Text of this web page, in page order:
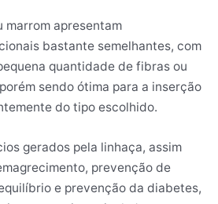
marrom apresentam
bastante semelhantes, com
quantidade de fibras ou
sendo ótima para a inserção
do tipo escolhido.
gerados pela linhaça, assim
prevenção de
e prevenção da diabetes,